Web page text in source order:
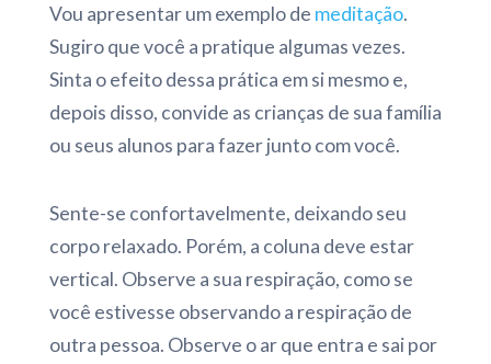
Vou apresentar um exemplo de meditação.
Sugiro que você a pratique algumas vezes.
Sinta o efeito dessa prática em si mesmo e,
depois disso, convide as crianças de sua família
ou seus alunos para fazer junto com você.
Sente-se confortavelmente, deixando seu
corpo relaxado. Porém, a coluna deve estar
vertical. Observe a sua respiração, como se
você estivesse observando a respiração de
outra pessoa. Observe o ar que entra e sai por